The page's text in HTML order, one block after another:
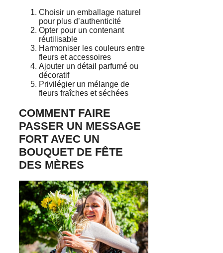
Choisir un emballage naturel
pour plus d’authenticité
Opter pour un contenant
réutilisable
Harmoniser les couleurs entre
fleurs et accessoires
Ajouter un détail parfumé ou
décoratif
Privilégier un mélange de
fleurs fraîches et séchées
COMMENT FAIRE
PASSER UN MESSAGE
FORT AVEC UN
BOUQUET DE FÊTE
DES MÈRES